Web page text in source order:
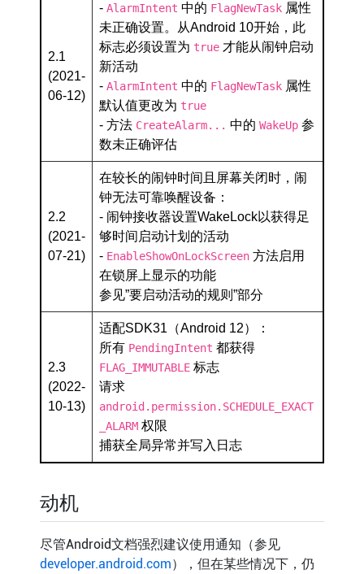
2.1
(2021-
06-12)
- AlarmIntent 中的 FlagNewTask属性
未正确设置。从Android 10开始，此
标志必须设置为 true才能从闹钟启动
新活动
- AlarmIntent 中的 FlagNewTask属性
默认值更改为 true
- 方法 CreateAlarm... 中的 WakeUp参
数未正确评估
2.2
(2021-
07-21)
在较长的闹钟时间且屏幕关闭时，闹
钟无法可靠唤醒设备：
- 闹钟接收器设置WakeLock以获得足
够时间启动计划的活动
- EnableShowOnLockScreen方法启用
在锁屏上显示的功能
参见”要启动活动的规则”部分
2.3
(2022-
10-13)
适配SDK31（Android 12）：
所有 PendingIntent 都获得
FLAG_IMMUTABLE标志
请求
android.permission.SCHEDULE_EXACT
_ALARM权限
捕获全局异常并写入日志
动机
尽管Android文档强烈建议使用通知（参见
developer.android.com），但在某些情况下，仍